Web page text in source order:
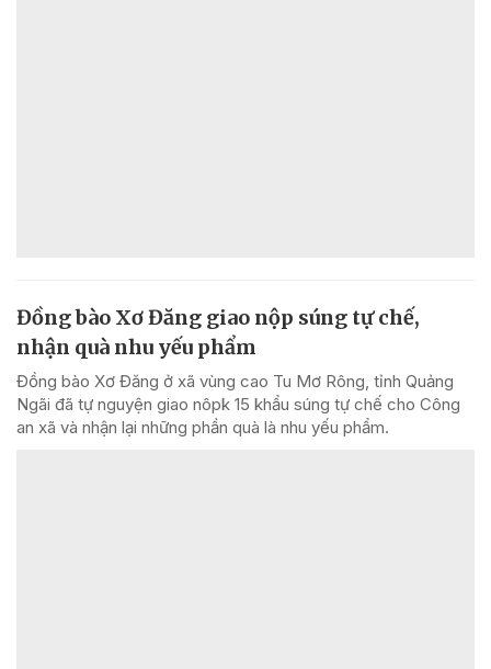
Đồng bào Xơ Đăng giao nộp súng tự chế,
nhận quà nhu yếu phẩm
Đồng bào Xơ Đăng ở xã vùng cao Tu Mơ Rông, tỉnh Quảng
Ngãi đã tự nguyện giao nôpk 15 khẩu súng tự chế cho Công
an xã và nhận lại những phần quà là nhu yếu phẩm.